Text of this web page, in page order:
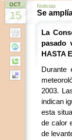
OCT
15
Noticias
Se
La
pasado
HASTA
2003.
indican
esta
de calor
de